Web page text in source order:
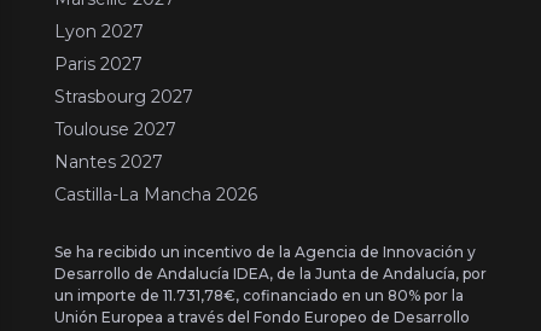
Lyon 2027
Paris 2027
Strasbourg 2027
Toulouse 2027
Nantes 2027
Castilla-La Mancha 2026
Se ha recibido un incentivo de la Agencia de Innovación y
Desarrollo de Andalucía IDEA, de la Junta de Andalucía, por
un importe de 11.731,78€, cofinanciado en un 80% por la
Unión Europea a través del Fondo Europeo de Desarrollo